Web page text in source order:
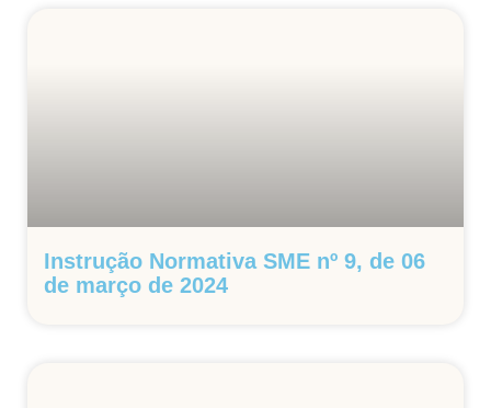
Instrução Normativa SME nº 9, de 06
de março de 2024